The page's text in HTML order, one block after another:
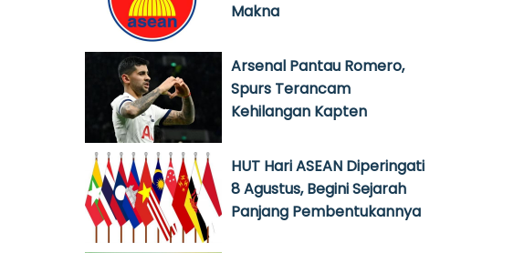
Makna
Arsenal Pantau Romero,
Spurs Terancam
Kehilangan Kapten
HUT Hari ASEAN Diperingati
8 Agustus, Begini Sejarah
Panjang Pembentukannya